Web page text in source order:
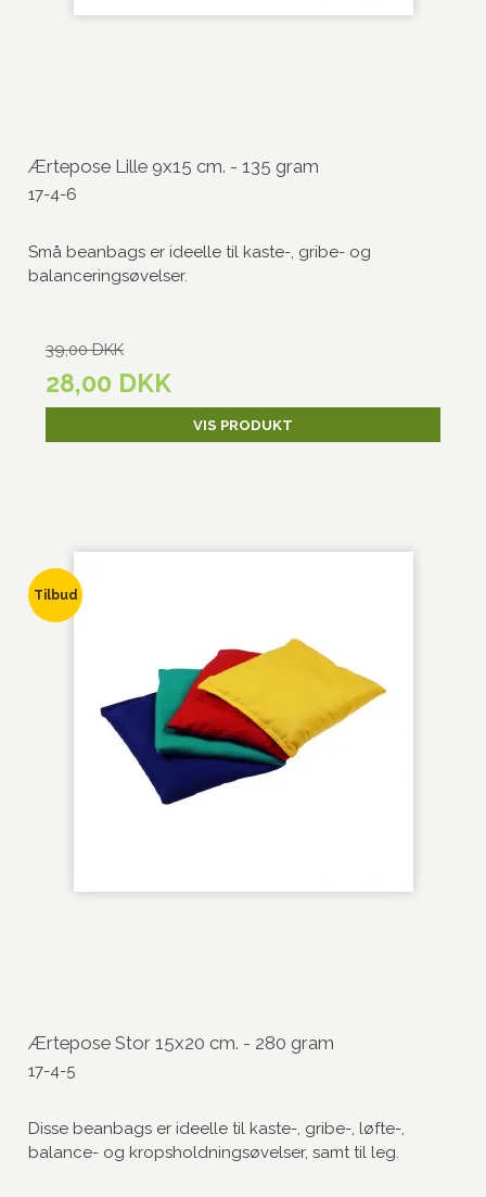
Ærtepose Lille 9x15 cm. - 135 gram
17-4-6
Små beanbags er ideelle til kaste-, gribe- og
balanceringsøvelser.
39,00 DKK
28,00 DKK
VIS PRODUKT
Tilbud
Ærtepose Stor 15x20 cm. - 280 gram
17-4-5
Disse beanbags er ideelle til kaste-, gribe-, løfte-,
balance- og kropsholdningsøvelser, samt til leg.